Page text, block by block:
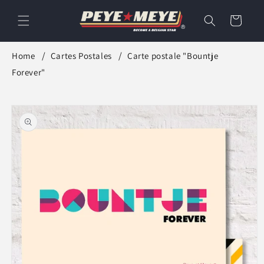
passer
au
Panier
Home Cartes Postales
Carte postale "Bountje
Forever"
Passer aux
informations
produits